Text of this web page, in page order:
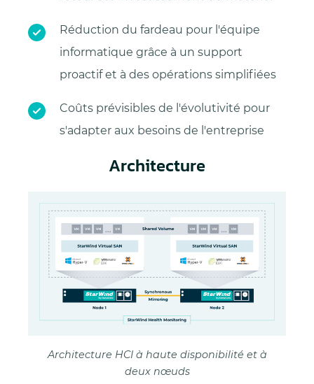
Réduction du fardeau pour l'équipe
informatique grâce à un support
proactif et à des opérations simplifiées
Coûts prévisibles de l'évolutivité pour
s'adapter aux besoins de l'entreprise
Architecture
Architecture HCI à haute disponibilité et à
deux nœuds